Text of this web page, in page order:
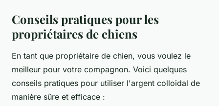
Conseils pratiques pour les
propriétaires de chiens
En tant que propriétaire de chien, vous voulez le
meilleur pour votre compagnon. Voici quelques
conseils pratiques pour utiliser l'argent colloidal de
manière sûre et efficace :